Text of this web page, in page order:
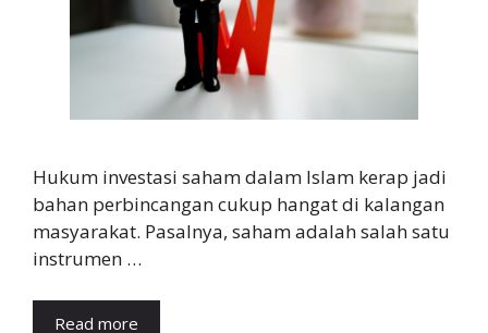
Hukum investasi saham dalam Islam kerap jadi
bahan perbincangan cukup hangat di kalangan
masyarakat. Pasalnya, saham adalah salah satu
instrumen …
Read more